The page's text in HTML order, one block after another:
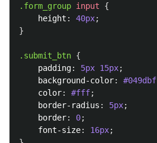
.form_group input
{
height : 40px;
}
.submit_btn {
padding: 5px 15px;
background-color: #049dbf
color: #fff;
border-radius : 5px;
border: 0;
font-size: 16px;